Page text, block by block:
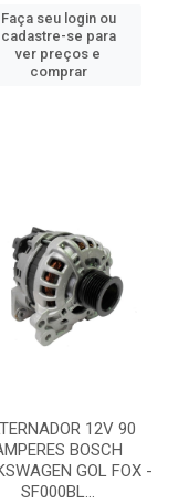
Faça seu login ou
cadastre-se para
ver preços e
comprar
12V 90
BOSCH
GOL FOX -
SF000BL...